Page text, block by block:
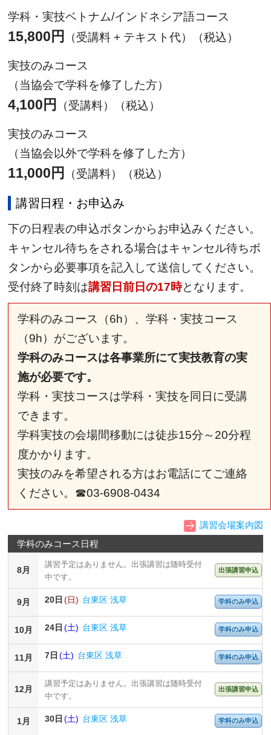
学科・実技ベトナム/インドネシア語コース
15,800円 （受講料 + テキスト代）（税込）
実技のみコース
（当協会で学科を修了した方）
4,100円 （受講料）（税込）
実技のみコース
（当協会以外で学科を修了した方）
11,000円 （受講料）（税込）
講習日程・お申込み
下の日程表の申込ボタンからお申込みください。
キャンセル待ちをされる場合はキャンセル待ちボ
タンから必要事項を記入して送信してください。
受付終了時刻は講習日前日の17時となります。
学科のみコース（6h）、学科・実技コース
（9h）がございます。
学科のみコースは各事業所にて実技教育の実
施が必要です。
学科・実技コースは学科・実技を同日に受講
できます。
学科実技の会場間移動には徒歩15分～20分程
度かかります。
実技のみを希望される方はお電話にてご連絡
ください。☎03-6908-0434
講習会場案内図
学科のみコース日程
8月
講習予定はありません。出張講習は随時受付
中です。
出張講習申込
9月 20日 (日) 台東区 浅草 学科のみ申込
10月 24日 (土) 台東区 浅草 学科のみ申込
11月 7日 (土) 台東区 浅草 学科のみ申込
12月
講習予定はありません。出張講習は随時受付
中です。
出張講習申込
1月 30日 (土) 台東区 浅草 学科のみ申込